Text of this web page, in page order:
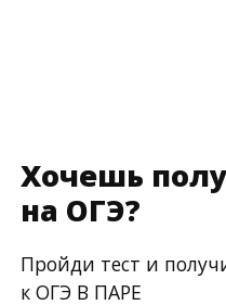
Хочешь
на ОГЭ?
Пройди тест и
к ОГЭ В ПАРЕ